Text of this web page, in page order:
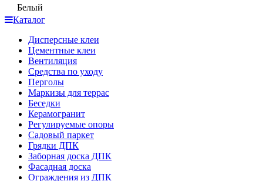
Белый
Каталог
Дисперсные клеи
Цементные клеи
Вентиляция
Средства по уходу
Перголы
Маркизы для террас
Беседки
Керамогранит
Регулируемые опоры
Садовый паркет
Грядки ДПК
Заборная доска ДПК
Фасадная доска
Ограждения из ДПК